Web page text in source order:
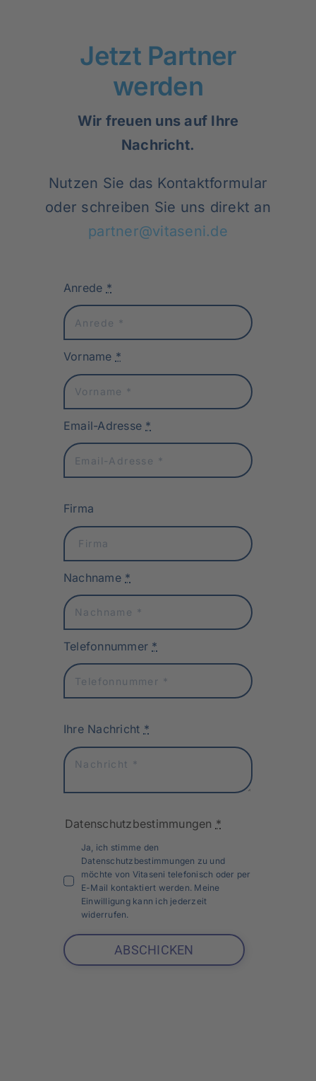
Jetzt Partner
werden
Wir freuen uns auf Ihre
Nachricht.
Nutzen Sie das Kontaktformular
oder schreiben Sie uns direkt an
partner@vitaseni.de
Anrede *
Vorname *
Email-Adresse *
Firma
Nachname *
Telefonnummer *
Ihre Nachricht *
Datenschutzbestimmungen *
Ja, ich stimme den
Datenschutzbestimmungen zu und
möchte von Vitaseni telefonisch oder per
E-Mail kontaktiert werden. Meine
Einwilligung kann ich jederzeit
widerrufen.
ABSCHICKEN